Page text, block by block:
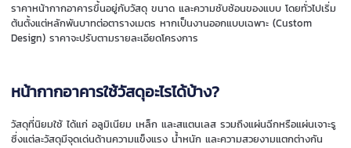
ราคาหน้ากากอาคารขึ้นอยู่กับวัสดุ ขนาด และความซับซ้อนของแบบ โดยทั่วไปเริ่ม
ต้นตั้งแต่หลักพันบาทต่อตารางเมตร หากเป็นงานออกแบบเฉพาะ (Custom
Design) ราคาจะปรับตามรายละเอียดโครงการ
หน้ากากอาคารใช้วัสดุอะไรได้บ้าง?
วัสดุที่นิยมใช้ ได้แก่ อลูมิเนียม เหล็ก และสแตนเลส รวมถึงแผ่นฉีกหรือแผ่นเจาะรู
ซึ่งแต่ละวัสดุมีจุดเด่นด้านความแข็งแรง น้ำหนัก และความสวยงามแตกต่างกัน